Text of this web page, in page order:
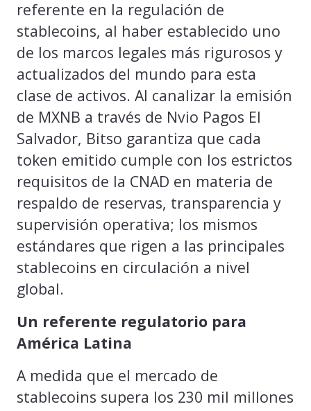
referente en la regulación de
stablecoins, al haber establecido uno
de los marcos legales más rigurosos y
actualizados del mundo para esta
clase de activos. Al canalizar la emisión
de MXNB a través de Nvio Pagos El
Salvador, Bitso garantiza que cada
token emitido cumple con los estrictos
requisitos de la CNAD en materia de
respaldo de reservas, transparencia y
supervisión operativa; los mismos
estándares que rigen a las principales
stablecoins en circulación a nivel
global.
Un referente regulatorio para
América Latina
A medida que el mercado de
stablecoins supera los 230 mil millones